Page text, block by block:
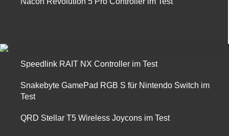
Speedlink RAIT NX Controller im Test
Snakebyte GamePad RGB S für Nintendo Switch im
Test
QRD Stellar T5 Wireless Joycons im Test